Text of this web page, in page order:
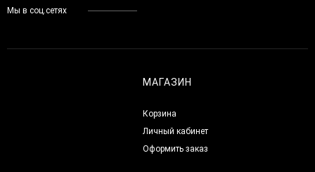
Мы в соц.сетях
МАГАЗИН
Корзина
Личный кабинет
Оформить заказ